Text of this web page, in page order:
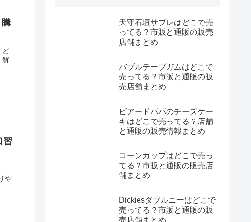
購
ど
解
習
や
天守石垣サブレはどこで売
ってる？市販と通販の販売
店舗まとめ
バブルテープガムはどこで
売ってる？市販と通販の販
売店舗まとめ
ビアードパパのチーズケー
キはどこで売ってる？店舗
と通販の販売情報まとめ
コーンカップはどこで売っ
てる？市販と通販の販売店
舗まとめ
Dickiesダブルニーはどこで
売ってる？市販と通販の販
売店舗まとめ